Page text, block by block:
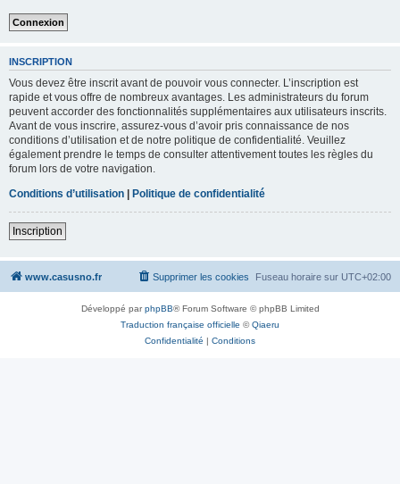
INSCRIPTION
Vous devez être inscrit avant de pouvoir vous connecter. L’inscription est
rapide et vous offre de nombreux avantages. Les administrateurs du forum
peuvent accorder des fonctionnalités supplémentaires aux utilisateurs inscrits.
Avant de vous inscrire, assurez-vous d’avoir pris connaissance de nos
conditions d’utilisation et de notre politique de confidentialité. Veuillez
également prendre le temps de consulter attentivement toutes les règles du
forum lors de votre navigation.
Conditions d’utilisation | Politique de confidentialité
Inscription
www.casusno.fr Fuseau horaire sur UTC+02:00
Supprimer les cookies
Développé parphpBB® Forum Software © phpBB Limited
Traduction française officielle ©Qiaeru
Confidentialité | Conditions